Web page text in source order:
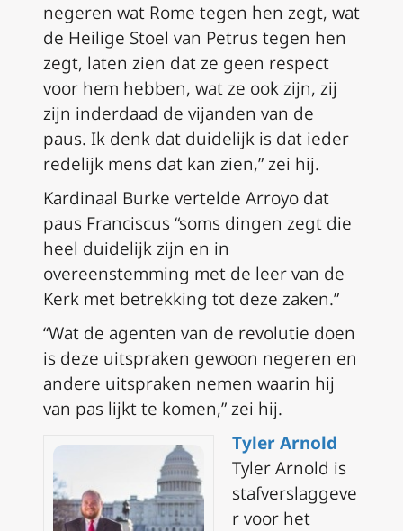
negeren wat Rome tegen hen zegt, wat
de Heilige Stoel van Petrus tegen hen
zegt, laten zien dat ze geen respect
voor hem hebben, wat ze ook zijn, zij
zijn inderdaad de vijanden van de
paus. Ik denk dat duidelijk is dat ieder
redelijk mens dat kan zien,” zei hij.
Kardinaal Burke vertelde Arroyo dat
paus Franciscus “soms dingen zegt die
heel duidelijk zijn en in
overeenstemming met de leer van de
Kerk met betrekking tot deze zaken.”
“Wat de agenten van de revolutie doen
is deze uitspraken gewoon negeren en
andere uitspraken nemen waarin hij
van pas lijkt te komen,” zei hij.
Tyler Arnold
Tyler Arnold is
stafverslaggeve
r voor het